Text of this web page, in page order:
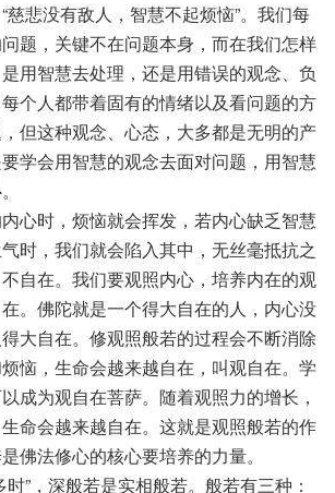
慈悲没有敌人，智慧不起烦恼”。我们每
题，关键不在问题本身，而在我们怎样
用智慧去处理，还是用错误的观念、负
个人都带着固有的情绪以及看问题的方
但这种观念、心态，大多都是无明的产
学会用智慧的观念去面对问题，用智慧
心时，烦恼就会挥发，若内心缺乏智慧
时，我们就会陷入其中，无丝毫抵抗之
自在。我们要观照内心，培养内在的观
。佛陀就是一个得大自在的人，内心没
大自在。修观照般若的过程会不断消除
恼，生命会越来越自在，叫观自在。学
成为观自在菩萨。随着观照力的增长，
命会越来越自在。这就是观照般若的作
佛法修心的核心要培养的力量。
”，深般若是实相般若。般若有三种：